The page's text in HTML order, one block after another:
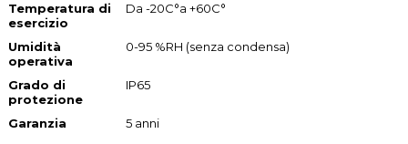
Temperatura di
esercizio
Da -20C°a +60C°
Umidità
operativa
0-95 %RH (senza condensa)
Grado di
protezione
IP65
Garanzia 5 anni